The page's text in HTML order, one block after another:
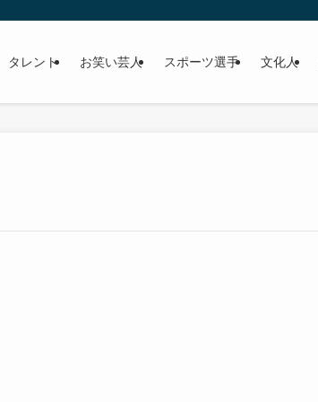
タレント お笑い芸人 スポーツ選手 文化人